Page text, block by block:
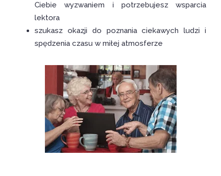
Ciebie wyzwaniem i potrzebujesz wsparcia
lektora
szukasz okazji do poznania ciekawych ludzi i
spędzenia czasu w miłej atmosferze